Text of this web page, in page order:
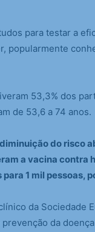
para testar a
popularmente
53,3% dos
de 53,6 a 74 anos.
do risco
a vacina contra
1 mil pessoas,
da Sociedade
da